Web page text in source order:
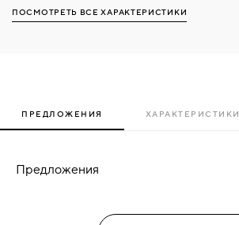
ПОСМОТРЕТЬ ВСЕ ХАРАКТЕРИСТИКИ
ПРЕДЛОЖЕНИЯ ХАРАКТЕРИСТИКИ
Предложения